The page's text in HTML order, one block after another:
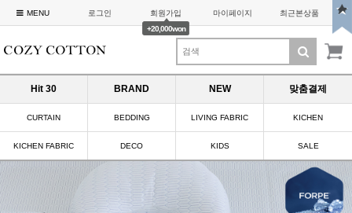
MENU 로그인
회원가입
+20,000won
마이페이지 최근본상품
Hit 30 BRAND NEW 맞춤결제
CURTAIN BEDDING LIVING FABRIC KICHEN
KICHEN FABRIC DECO KIDS SALE